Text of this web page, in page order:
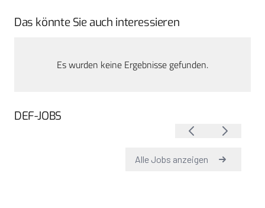
Das könnte Sie auch interessieren
Es wurden keine Ergebnisse gefunden.
DEF-JOBS